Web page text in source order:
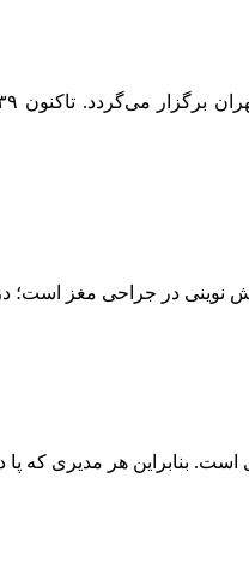
نوینی در جراحی مغز است؛
بنابراین هر مدیری که